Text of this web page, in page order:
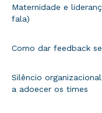
Maternidade e
fala)
Como dar feedback
Silêncio
a adoecer os times